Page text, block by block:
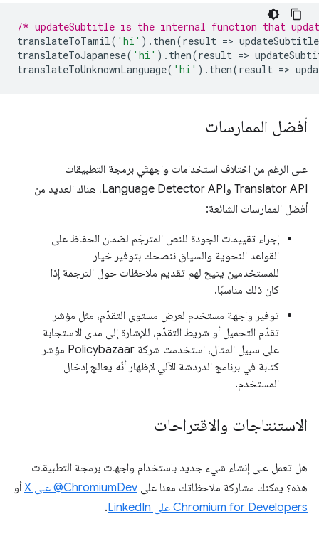
/* updateSubtitle is the internal function that
translateToTamil ( 'hi' ). then(result => updateSubtitle
translateToJapanese( 'hi' ). then(result =>
translateToUnknownLanguage( 'hi' ). then(result =>
أفضل الممارسات
على الرغم من اختلاف استخدامات واجهتَي برمجة التطبيقات
Translator API وLanguage Detector API، هناك العديد من
أفضل الممارسات الشائعة:
إجراء تقييمات الجودة للنص المترجَم لضمان الحفاظ على
القواعد النحوية والسياق ننصحك بتوفير خيار
للمستخدمين يتيح لهم تقديم ملاحظات حول الترجمة إذا
كان ذلك مناسبًا.
توفير واجهة مستخدم لعرض مستوى التقدّم، مثل مؤشر
تقدّم التحميل أو شريط التقدّم، للإشارة إلى مدى الاستجابة
على سبيل المثال، استخدمت شركة Policybazaar مؤشر
كتابة في برنامج الدردشة الآلي لإظهار أنّه يعالج إدخال
المستخدم.
الاستنتاجات والاقتراحات
هل تعمل على إنشاء شيء جديد باستخدام واجهات برمجة التطبيقات
هذه؟ يمكنك مشاركة ملاحظاتك معنا على ‎@ChromiumDev على X
أو
Chromium for Developers على LinkedIn
.